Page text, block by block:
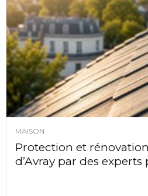
MAISON
Protection et
d’Avray par des experts